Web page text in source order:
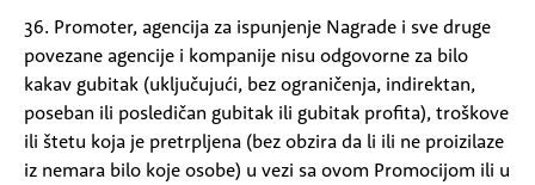
36. Promoter, agencija za ispunjenje Nagrade i sve druge
povezane agencije i kompanije nisu odgovorne za bilo
kakav gubitak (uključujući, bez ograničenja, indirektan,
poseban ili posledičan gubitak ili gubitak profita), troškove
ili štetu koja je pretrpljena (bez obzira da li ili ne proizilaze
iz nemara bilo koje osobe) u vezi sa ovom Promocijom ili u